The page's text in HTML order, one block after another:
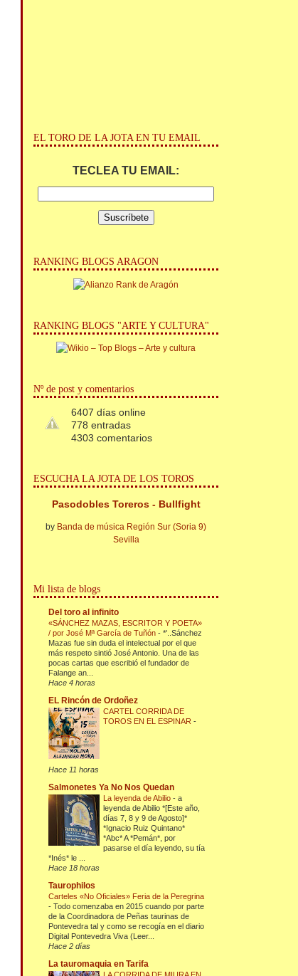
EL TORO DE LA JOTA EN TU EMAIL
TECLEA TU EMAIL:
RANKING BLOGS ARAGON
RANKING BLOGS "ARTE Y CULTURA"
Nº de post y comentarios
6407 días online
778 entradas
4303 comentarios
ESCUCHA LA JOTA DE LOS TOROS
Pasodobles Toreros - Bullfight
by Banda de música Región Sur (Soria 9)
Sevilla
Mi lista de blogs
Del toro al infinito
«SÁNCHEZ MAZAS, ESCRITOR Y POETA»
/ por José Mª García de Tuñón-*'..Sánchez
Mazas fue sin duda el intelectual por el que
más respeto sintió José Antonio. Una de las
pocas cartas que escribió el fundador de
Falange an...
Hace 4 horas
EL Rincón de Ordoñez
CARTEL CORRIDA DE
TOROS EN EL ESPINAR-
Hace 11 horas
Salmonetes Ya No Nos Quedan
La leyenda de Abilio-a
leyenda de Abilio *[Este año,
días 7, 8 y 9 de Agosto]*
*Ignacio Ruiz Quintano*
*Abc* A *Pemán*, por
pasarse el día leyendo, su tía
*Inés* le ...
Hace 18 horas
Taurophilos
Carteles «No Oficiales» Feria de la Peregrina
-Todo comenzaba en 2015 cuando por parte
de la Coordinadora de Peñas taurinas de
Pontevedra tal y como se recogía en el diario
Digital Pontevedra Viva (Leer...
Hace 2 días
La tauromaquia en Tarifa